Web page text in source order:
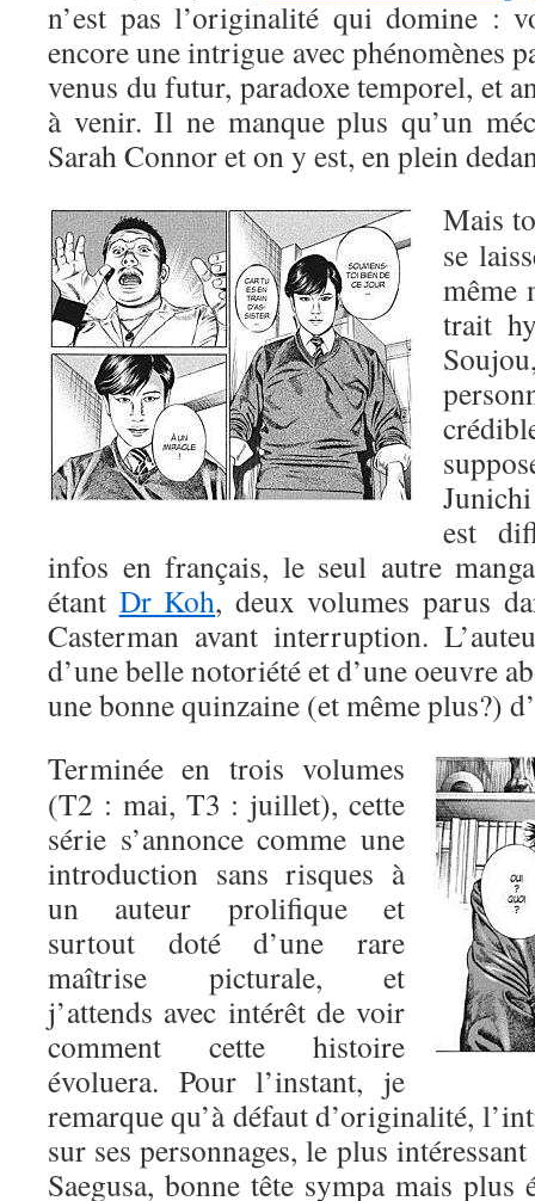
n’est pas l’originalité qui domine :
encore une intrigue avec phénomènes
venus du futur, paradoxe temporel, et
à venir. Il ne manque plus qu’un
Sarah Connor et on y est, en plein
Mais
se
même
trait
est
infos en français, le seul autre
étant Dr Koh, deux volumes parus
Casterman avant interruption.
d’une belle notoriété et d’une oeuvre
une bonne quinzaine (et même plus?)
Terminée en trois volumes
(T2 : mai, T3 : juillet), cette
série s’annonce comme une
introduction sans risques à
un auteur prolifique et
surtout doté d’une rare
maîtrise picturale, et
j’attends avec intérêt de voir
comment cette histoire
évoluera. Pour l’instant, je
remarque qu’à défaut d’originalité,
sur ses personnages, le plus
Saegusa, bonne tête sympa mais plus